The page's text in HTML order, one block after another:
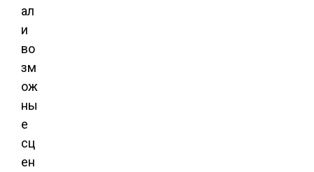
ал
и
во
зм
ож
ны
е
сц
ен